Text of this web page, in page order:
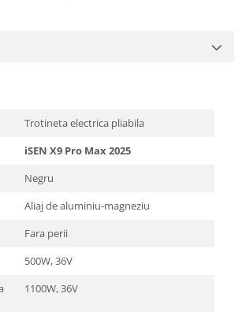
Trotineta electrica pliabila
iSEN X9 Pro Max 2025
Negru
Aliaj de aluminiu-magneziu
Fara perii
500W, 36V
1100W, 36V